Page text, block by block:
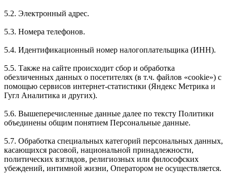
5.2. Электронный адрес.
5.3. Номера телефонов.
5.4. Идентификационный номер налогоплательщика (ИНН).
5.5. Также на сайте происходит сбор и обработка
обезличенных данных о посетителях (в т.ч. файлов «cookie») с
помощью сервисов интернет-статистики (Яндекс Метрика и
Гугл Аналитика и других).
5.6. Вышеперечисленные данные далее по тексту Политики
объединены общим понятием Персональные данные.
5.7. Обработка специальных категорий персональных данных,
касающихся расовой, национальной принадлежности,
политических взглядов, религиозных или философских
убеждений, интимной жизни, Оператором не осуществляется.